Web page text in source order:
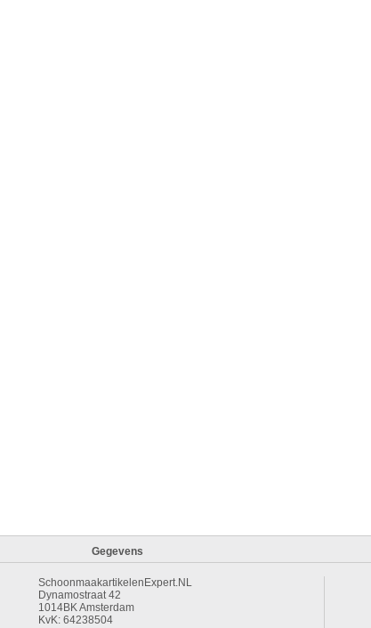
Gegevens
SchoonmaakartikelenExpert.NL
Dynamostraat 42
1014BK Amsterdam
KvK: 64238504